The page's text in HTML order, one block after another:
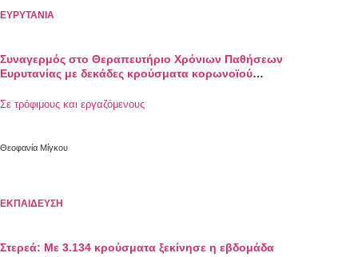
ΕΥΡΥΤΑΝΙΑ
Συναγερμός στο Θεραπευτήριο Χρόνιων Παθήσεων
Ευρυτανίας με δεκάδες κρούσματα κορωνοϊού
Σε τρόφιμους και εργαζόμενους
Θεοφανία Μίγκου
ΕΚΠΑΙΔΕΥΣΗ
Στερεά: Με 3.134 κρούσματα ξεκίνησε η εβδομάδα